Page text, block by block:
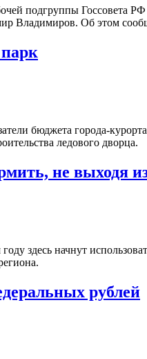
подгруппы Госсовета
Владимиров. Об этом
бюджета города-
ледового дворца.
не выходя
здесь начнут
рублей